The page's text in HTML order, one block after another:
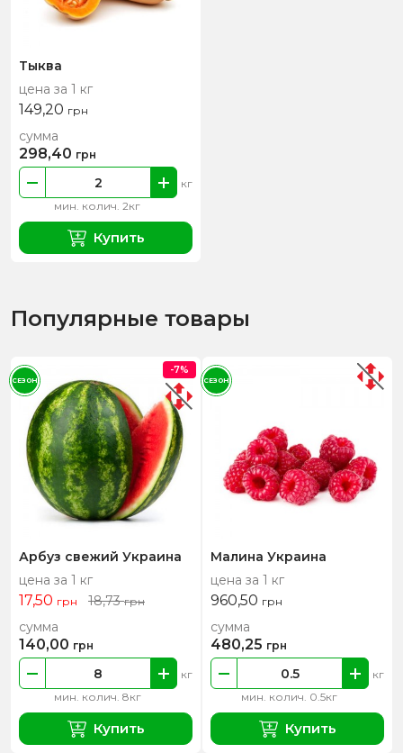
Тыква
цена за 1 кг
149,20 грн
мин. колич. 2кг
кг
сумма
298,40 грн
Купить
Популярные товары
Арбуз свежий Украина
цена за 1 кг
17,50 грн 18,73грн
мин. колич. 8кг
кг
сумма
140,00 грн
Купить
-7%
СЕЗОН
Малина Украина
цена за 1 кг
960,50 грн
мин. колич. 0.5кг
кг
сумма
480,25 грн
Купить
СЕЗОН